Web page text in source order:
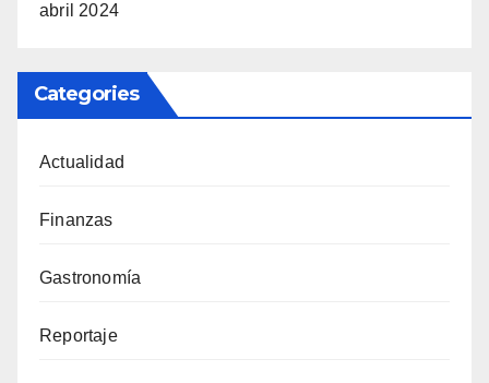
abril 2024
Categories
Actualidad
Finanzas
Gastronomía
Reportaje